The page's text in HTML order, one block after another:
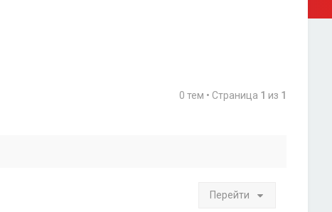
0 тем • Страница 1 из 1
Перейти